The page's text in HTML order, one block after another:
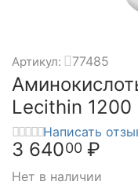
Артикул: 77485
Lecithin 1200
Написать
3 64000 ₽
Нет в наличии